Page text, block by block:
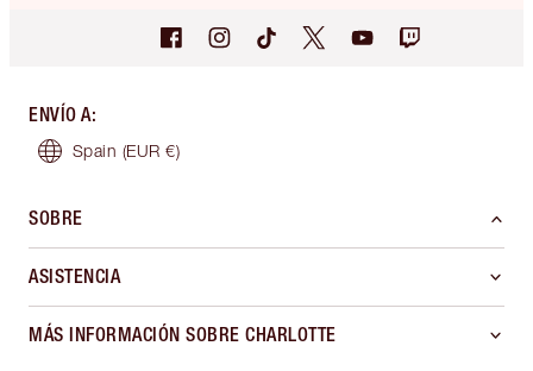
ENVÍO A:
Spain (EUR €)
SOBRE
ASISTENCIA
MÁS INFORMACIÓN SOBRE CHARLOTTE